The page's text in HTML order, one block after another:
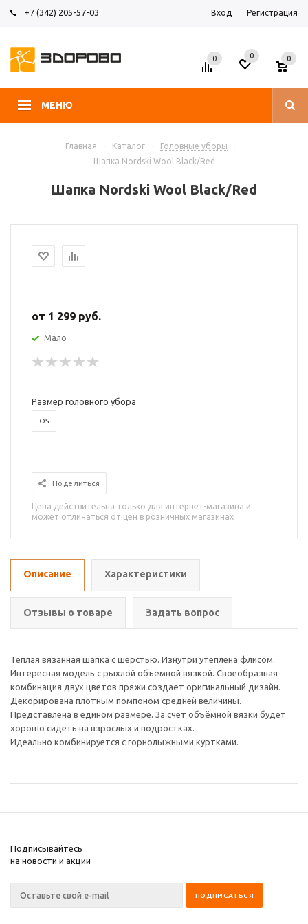
+7 (342) 205-57-03 Вход Регистрация
МЕНЮ
0 0 0
Главная - Каталог - Головные уборы
-
Шапка Nordski Wool Black/Red
Шапка Nordski Wool Black/Red
от 1 299 руб.
Мало
Размер головного убора
OS
Поделиться
Цена действительна только для интернет-магазина и
может отличаться от цен в розничных магазинах
Описание Характеристики
Отзывы о товаре Задать вопрос
Теплая вязанная шапка с шерстью. Изнутри утеплена флисом.
Интересная модель с рыхлой объёмной вязкой. Своеобразная
комбинация двух цветов пряжи создаёт оригинальный дизайн.
Декорирована плотным помпоном средней величины.
Представлена в едином размере. За счет объёмной вязки будет
хорошо сидеть на взрослых и подростках.
Идеально комбинируется с горнолыжными куртками.
Подписывайтесь
на новости и акции